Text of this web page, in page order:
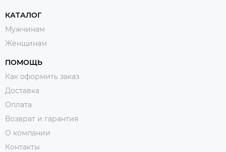
КАТАЛОГ
Мужчинам
Женщинам
ПОМОЩЬ
Как оформить заказ
Доставка
Оплата
Возврат и гарантия
О компании
Контакты